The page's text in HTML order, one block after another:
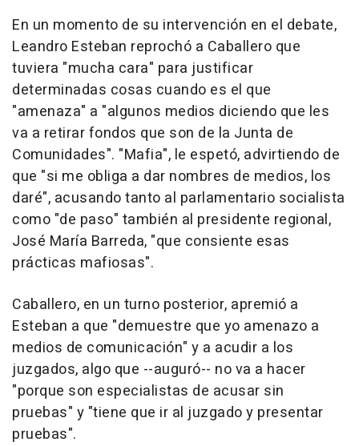
En un momento de su intervención en el debate,
Leandro Esteban reprochó a Caballero que
tuviera "mucha cara" para justificar
determinadas cosas cuando es el que
"amenaza" a "algunos medios diciendo que les
va a retirar fondos que son de la Junta de
Comunidades". "Mafia", le espetó, advirtiendo de
que "si me obliga a dar nombres de medios, los
daré", acusando tanto al parlamentario socialista
como "de paso" también al presidente regional,
José María Barreda, "que consiente esas
prácticas mafiosas".
Caballero, en un turno posterior, apremió a
Esteban a que "demuestre que yo amenazo a
medios de comunicación" y a acudir a los
juzgados, algo que --auguró-- no va a hacer
"porque son especialistas de acusar sin
pruebas" y "tiene que ir al juzgado y presentar
pruebas".